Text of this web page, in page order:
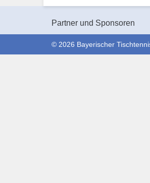
Partner und Sponsoren
© 2026 Bayerischer